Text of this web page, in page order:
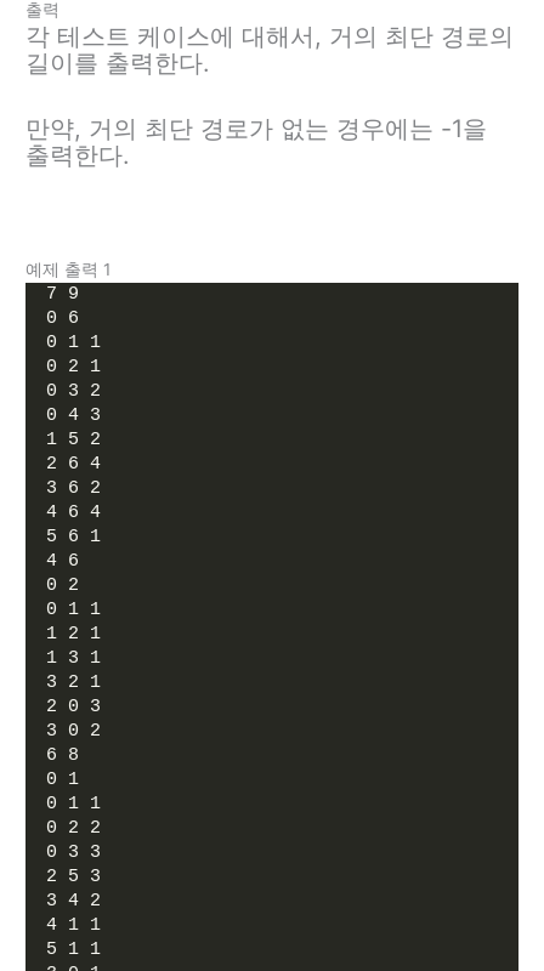
출력
각 테스트 케이스에 대해서, 거의 최단 경로의
길이를 출력한다.
만약, 거의 최단 경로가 없는 경우에는 -1을
출력한다.
예제 출력 1
7 9
0 6
0 1 1
0 2 1
0 3 2
0 4 3
1 5 2
2 6 4
3 6 2
4 6 4
5 6 1
4 6
0 2
0 1 1
1 2 1
1 3 1
3 2 1
2 0 3
3 0 2
6 8
0 1
0 1 1
0 2 2
0 3 3
2 5 3
3 4 2
4 1 1
5 1 1